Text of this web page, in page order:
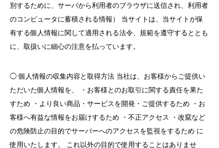
別するために、サーバから利用者のブラウザに送信され、利用者
のコンピュータに蓄積される情報） 当サイトは、当サイトが保
有する個人情報に関して適用される法令、規範を遵守するととも
に、取扱いに細心の注意を払っています。
◯ 個人情報の収集内容と取得方法 当社は、お客様からご提供い
ただいた個人情報を、 ・お客様とのお取引に関する責任を果た
すため ・より良い商品・サービスを開発・ご提供するため ・お
客様へ有益な情報をお届けするため ・不正アクセス ・改竄など
の危険防止の目的でサーバーへのアクセスを監視をするため に
使用いたします。 これ以外の目的で使用することはありませ